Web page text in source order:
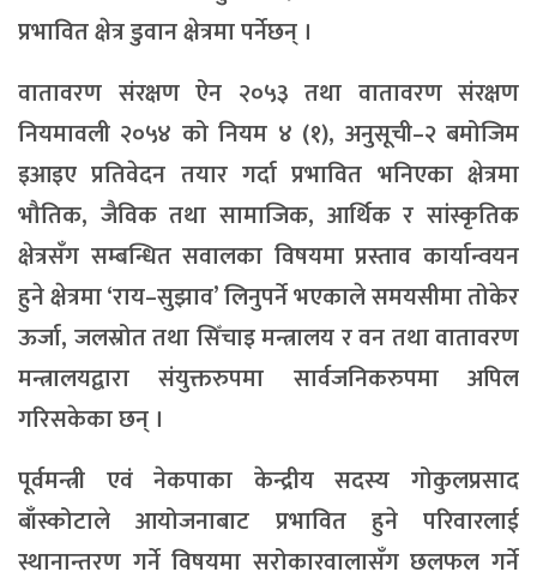
प्रभावित क्षेत्र डुवान क्षेत्रमा पर्नेछन् ।
वातावरण संरक्षण ऐन २०५३ तथा वातावरण संरक्षण
नियमावली २०५४ को नियम ४ (१), अनुसूची–२ बमोजिम
इआइए प्रतिवेदन तयार गर्दा प्रभावित भनिएका क्षेत्रमा
भौतिक, जैविक तथा सामाजिक, आर्थिक र सांस्कृतिक
क्षेत्रसँग सम्बन्धित सवालका विषयमा प्रस्ताव कार्यान्वयन
हुने क्षेत्रमा ‘राय–सुझाव’ लिनुपर्ने भएकाले समयसीमा तोकेर
ऊर्जा, जलस्रोत तथा सिँचाइ मन्त्रालय र वन तथा वातावरण
मन्त्रालयद्वारा संयुक्तरुपमा सार्वजनिकरुपमा अपिल
गरिसकेका छन् ।
पूर्वमन्त्री एवं नेकपाका केन्द्रीय सदस्य गोकुलप्रसाद
बाँस्कोटाले आयोजनाबाट प्रभावित हुने परिवारलाई
स्थानान्तरण गर्ने विषयमा सरोकारवालासँग छलफल गर्ने